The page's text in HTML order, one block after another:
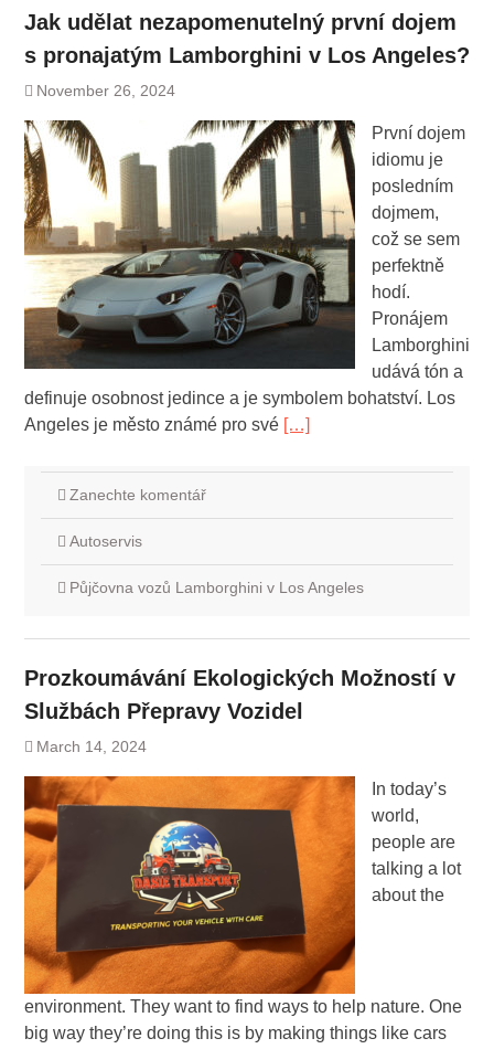
Jak udělat nezapomenutelný první dojem
s pronajatým Lamborghini v Los Angeles?
November 26, 2024
První dojem
idiomu je
posledním
dojmem,
což se sem
perfektně
hodí.
Pronájem
Lamborghini
udává tón a
definuje osobnost jedince a je symbolem bohatství. Los
Angeles je město známé pro své […]
Zanechte komentář
Autoservis
Půjčovna vozů Lamborghini v Los Angeles
Prozkoumávání Ekologických Možností v
Službách Přepravy Vozidel
March 14, 2024
In today’s
world,
people are
talking a lot
about the
environment. They want to find ways to help nature. One
big way they’re doing this is by making things like cars